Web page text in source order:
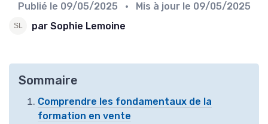
Publié le 09/05/2025 • Mis à jour le 09/05/2025
par Sophie Lemoine
Sommaire
Comprendre les fondamentaux de la
formation en vente